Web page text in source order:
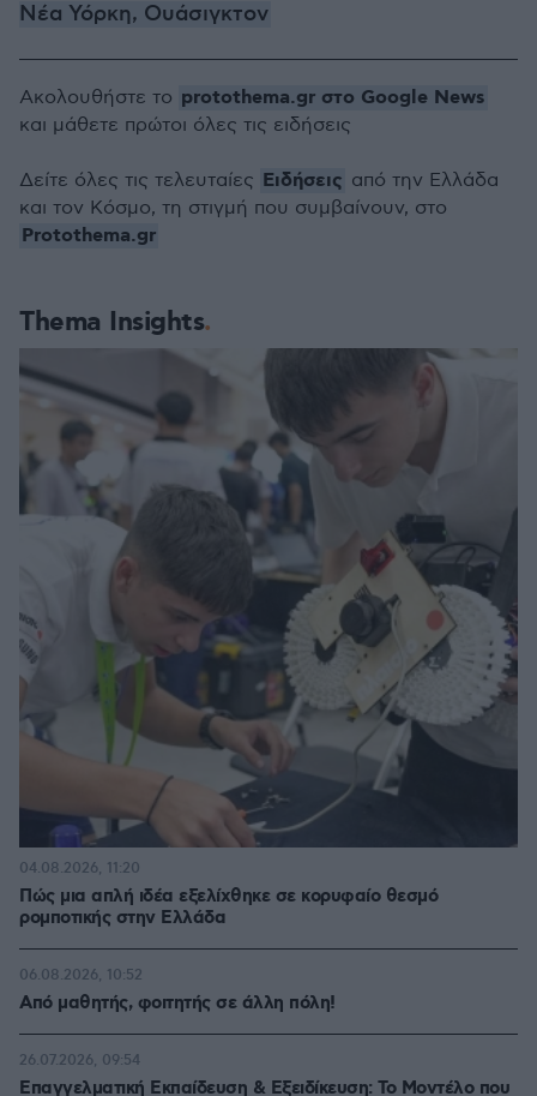
Νέα Υόρκη, Ουάσιγκτον
Thema Insights
Πώς μια απλή ιδέα εξελίχθηκε σε κορυφαίο θεσμό
ρομποτικής στην Ελλάδα
04.08.2026, 11:20
Από μαθητής, φοιτητής σε άλλη πόλη!
06.08.2026, 10:52
Επαγγελματική Εκπαίδευση & Εξειδίκευση: Το Mοντέλο που
26.07.2026, 09:54
Ακολουθήστε το protothema.gr στο Google News
και μάθετε πρώτοι όλες τις ειδήσεις
Δείτε όλες τις τελευταίες Ειδήσεις από την Ελλάδα
και τον Κόσμο, τη στιγμή που συμβαίνουν, στο
Protothema.gr